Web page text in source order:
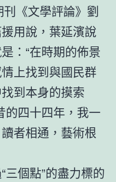
《文學評論》劉
用說，葉延濱說
：“在時期的佈景
上找到與國民群
到本身的摸索
的四十四年，我一
者相通，藝術根
三個點”的盡力標的